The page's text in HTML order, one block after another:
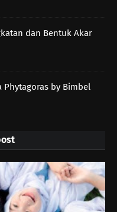
dan Bentuk Akar
Phytagoras by Bimbel